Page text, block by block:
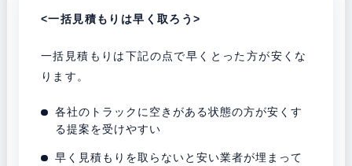
<一括見積もりは早く取ろう>
一括見積もりは下記の点で早くとった方が安くな
ります。
各社のトラックに空きがある状態の方が安くす
る提案を受けやすい
早く見積もりを取らないと安い業者が埋まって